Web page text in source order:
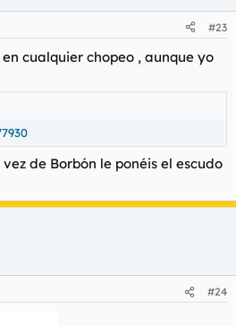
#23
cualquier chopeo , aunque yo
de Borbón le ponéis el escudo
#24